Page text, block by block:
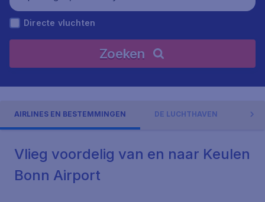
Directe vluchten
Zoeken
AIRLINES EN BESTEMMINGEN DE LUCHTHAVEN
Vlieg voordelig van en naar Keulen
Bonn Airport